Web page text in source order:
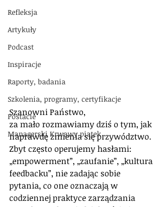
Refleksja
Artykuły
Podcast
Inspiracje
Raporty, badania
Szkolenia, programy, certyfikacje
Postacie
Managerski Krwawy piątek
Szanowni Państwo,
za mało rozmawiamy dziś o tym, jak
naprawdę zmienia się przywództwo.
Zbyt często operujemy hasłami:
„empowerment”, „zaufanie”, „kultura
feedbacku”, nie zadając sobie
pytania, co one oznaczają w
codziennej praktyce zarządzania